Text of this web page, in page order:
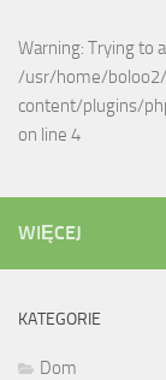
Warning: Trying to
/usr/home/
content/plugins/
on line 4
WIĘCEJ
KATEGORIE
Dom